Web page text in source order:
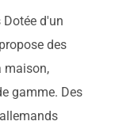
d'un
des
maison,
gamme. Des